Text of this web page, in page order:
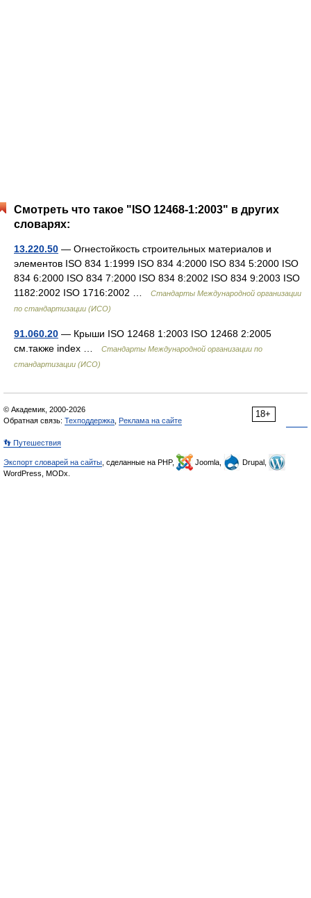
Смотреть что такое "ISO 12468-1:2003" в других
словарях:
13.220.50 — Огнестойкость строительных материалов и
элементов ISO 834 1:1999 ISO 834 4:2000 ISO 834 5:2000 ISO
834 6:2000 ISO 834 7:2000 ISO 834 8:2002 ISO 834 9:2003 ISO
1182:2002 ISO 1716:2002 …
Стандарты Международной организации
по стандартизации (ИСО)
91.060.20 — Крыши ISO 12468 1:2003 ISO 12468 2:2005
см.также index …
Стандарты Международной организации по
стандартизации (ИСО)
18+
© Академик, 2000-2026
Обратная связь: Техподдержка Реклама на сайте
👣 Путешествия
Экспорт словарей на сайты , сделанные на PHP, Joomla,
Drupal,
WordPress, MODx.